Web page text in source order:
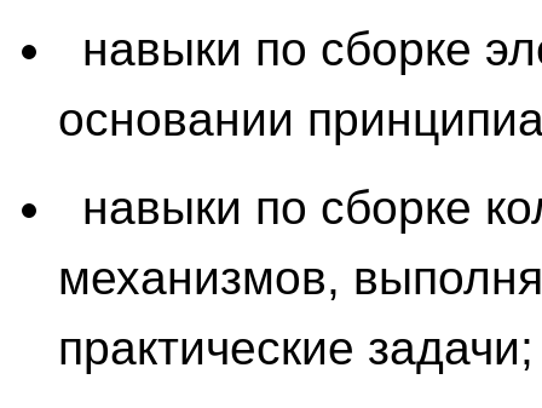
навыки по сборке
основании
навыки по сборке
механизмов,
практические задачи;